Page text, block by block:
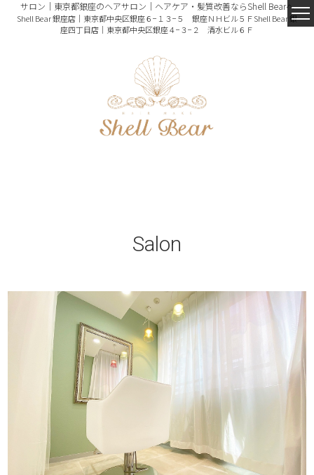
サロン｜東京都銀座のヘアサロン｜ヘアケア・髪質改善ならShell Bearへ
Shell Bear 銀座店｜東京都中央区銀座６−１３−５ 銀座ＮＨビル５ＦShell Bear 銀
座四丁目店｜東京都中央区銀座４−３−２ 清水ビル６Ｆ
Salon